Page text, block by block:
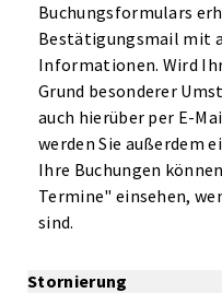
Buchungsformulars
Bestätigungsmail mit
Informationen. Wird
Grund besonderer
auch hierüber per E-
werden Sie außerdem
Ihre Buchungen
Termine" einsehen,
sind.
Stornierung